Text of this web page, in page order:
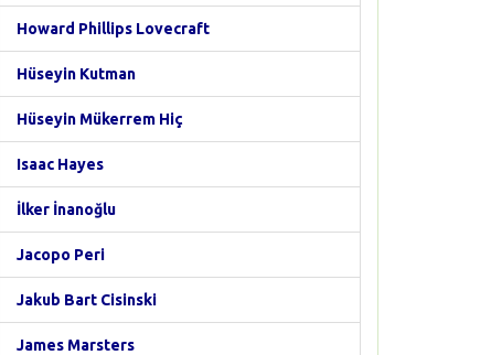
Howard Phillips Lovecraft
Hüseyin Kutman
Hüseyin Mükerrem Hiç
Isaac Hayes
İlker İnanoğlu
Jacopo Peri
Jakub Bart Cisinski
James Marsters